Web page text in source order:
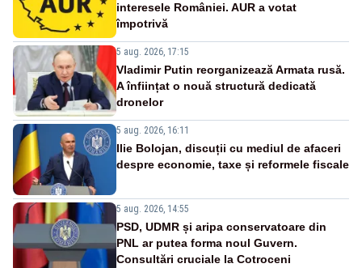
interesele României. AUR a votat
împotrivă
5 aug. 2026, 17:15
Vladimir Putin reorganizează Armata rusă.
A înființat o nouă structură dedicată
dronelor
5 aug. 2026, 16:11
Ilie Bolojan, discuții cu mediul de afaceri
despre economie, taxe și reformele fiscale
5 aug. 2026, 14:55
PSD, UDMR și aripa conservatoare din
PNL ar putea forma noul Guvern.
Consultări cruciale la Cotroceni